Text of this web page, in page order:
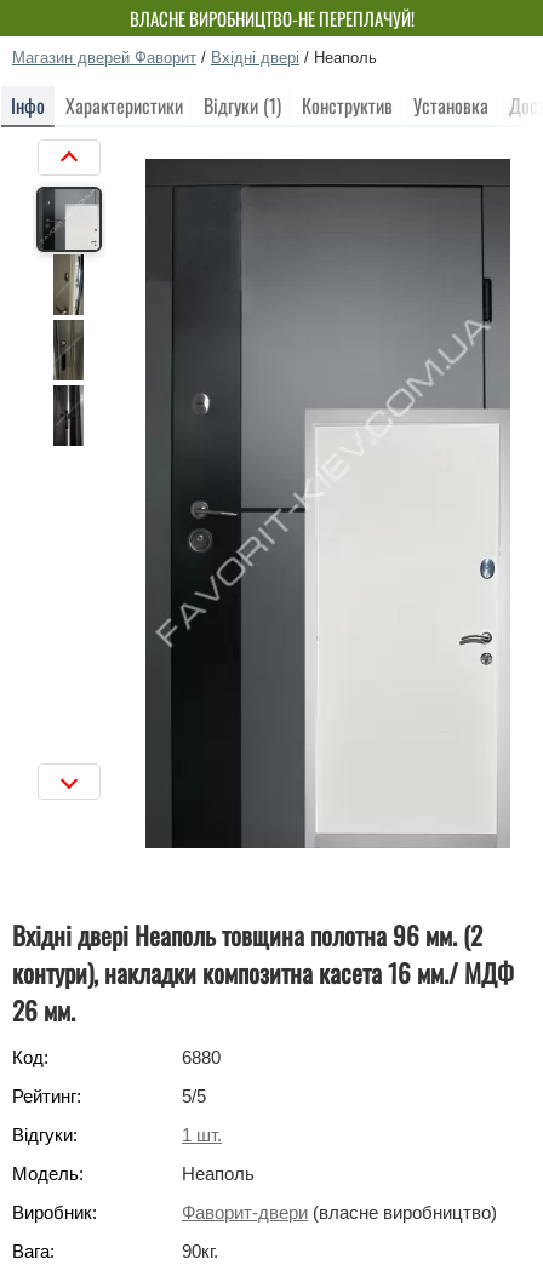
ВЛАСНЕ ВИРОБНИЦТВО-НЕ ПЕРЕПЛАЧУЙ!
Магазин дверей Фаворит / Вхідні двері / Неаполь
Інфо Характеристики Відгуки (1) Конструктив Установка
Вхідні двері Неаполь товщина полотна 96 мм. (2
контури), накладки композитна касета 16 мм./ МДФ
26 мм.
Код:
6880
Рейтинг:
5/5
Відгуки:
1 шт.
Модель:
Неаполь
Виробник:
Фаворит-двери (власне виробництво)
Вага:
90кг.